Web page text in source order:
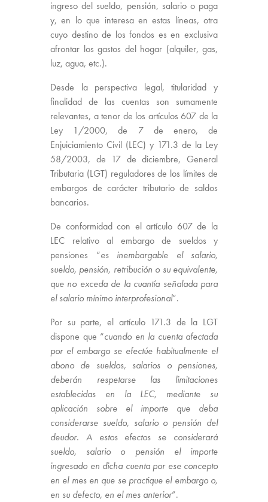
ingreso del sueldo, pensión, salario o paga
y, en lo que interesa en estas líneas, otra
cuyo destino de los fondos es en exclusiva
afrontar los gastos del hogar (alquiler, gas,
luz, agua, etc.).
Desde la perspectiva legal, titularidad y
finalidad de las cuentas son sumamente
relevantes, a tenor de los artículos 607 de la
Ley 1/2000, de 7 de enero, de
Enjuiciamiento Civil (LEC) y 171.3 de la Ley
58/2003, de 17 de diciembre, General
Tributaria (LGT) reguladores de los límites de
embargos de carácter tributario de saldos
bancarios.
De conformidad con el artículo 607 de la
LEC relativo al embargo de sueldos y
pensiones “es inembargable el salario,
sueldo, pensión, retribución o su equivalente,
que no exceda de la cuantía señalada para
el salario mínimo interprofesional”.
Por su parte, el artículo 171.3 de la LGT
dispone que “cuando en la cuenta afectada
por el embargo se efectúe habitualmente el
abono de sueldos, salarios o pensiones,
deberán respetarse las limitaciones
establecidas en la LEC, mediante su
aplicación sobre el importe que deba
considerarse sueldo, salario o pensión del
deudor. A estos efectos se considerará
sueldo, salario o pensión el importe
ingresado en dicha cuenta por ese concepto
en el mes en que se practique el embargo o,
en su defecto, en el mes anterior”.